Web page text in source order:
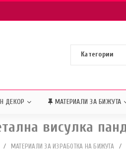
ДЕКОР МАТЕРИАЛИ ЗА БИЖУТА
висулка
/ МАТЕРИАЛИ ЗА ИЗРАБОТКА НА БИЖУТА /